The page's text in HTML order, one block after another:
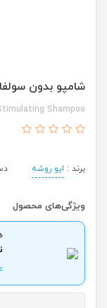
شامپو بدون
Shampoo
برند : ایو روشه
ویژگی‌های محصول
4 قسط ماهانه